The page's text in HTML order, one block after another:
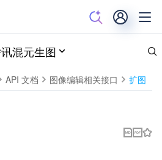
混元生图
API 文档 图像编辑相关接口 扩图